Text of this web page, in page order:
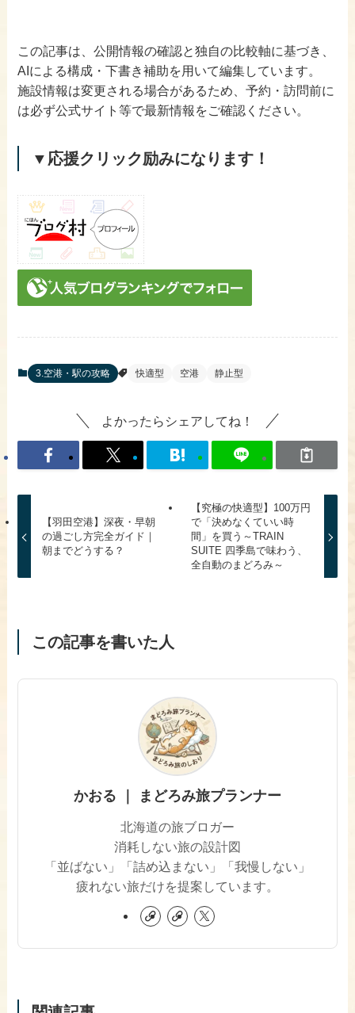
この記事は、公開情報の確認と独自の比較軸に基づき、
AIによる構成・下書き補助を用いて編集しています。
施設情報は変更される場合があるため、予約・訪問前に
は必ず公式サイト等で最新情報をご確認ください。
▼応援クリック励みになります！
​3.空港・駅の攻略 快適型 空港 静止型
よかったらシェアしてね！
【羽田空港】深夜・早朝
の過ごし方完全ガイド｜
朝までどうする？
【究極の快適型】100万円
で「決めなくていい時
間」を買う～TRAIN
SUITE 四季島で味わう、
全自動のまどろみ～
この記事を書いた人
かおる ｜ まどろみ旅プランナー
北海道の旅ブロガー
消耗しない旅の設計図
「並ばない」「詰め込まない」「我慢しない」
疲れない旅だけを提案しています。